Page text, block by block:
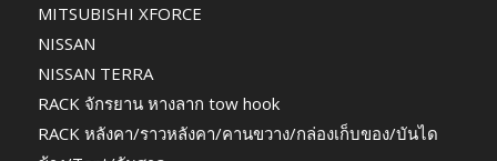
MITSUBISHI XFORCE
NISSAN
NISSAN TERRA
RACK จักรยาน หางลาก tow hook
RACK หลังคา/ราวหลังคา/คานขวาง/กล่องเก็บของ/บันได